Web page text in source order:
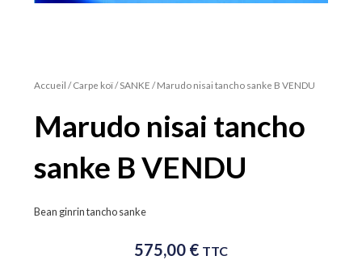
Accueil /Carpe koï/SANKE / Marudo nisai tancho sanke B VENDU
Marudo nisai tancho
sanke B VENDU
Bean ginrin tancho sanke
575,00 € TTC